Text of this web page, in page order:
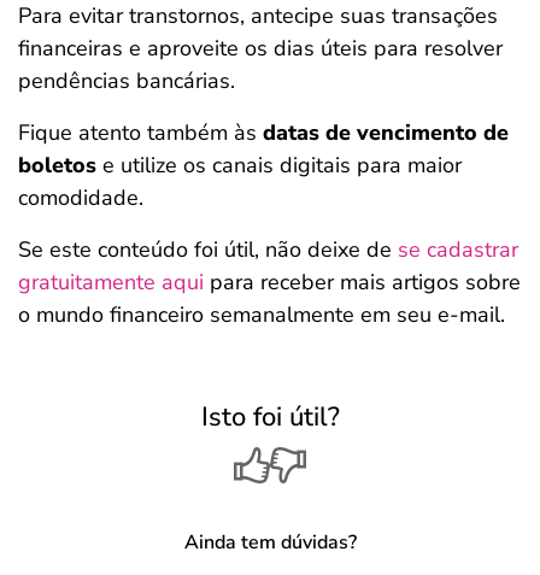
Para evitar transtornos, antecipe suas transações
financeiras e aproveite os dias úteis para resolver
pendências bancárias.
Fique atento também às datas de vencimento de
boletos e utilize os canais digitais para maior
comodidade.
Se este conteúdo foi útil, não deixe de se cadastrar
gratuitamente aqui para receber mais artigos sobre
o mundo financeiro semanalmente em seu e-mail.
Isto foi útil?
Ainda tem dúvidas?